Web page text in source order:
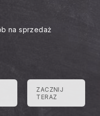
na sprzedaż
ZACZNIJ
TERAZ